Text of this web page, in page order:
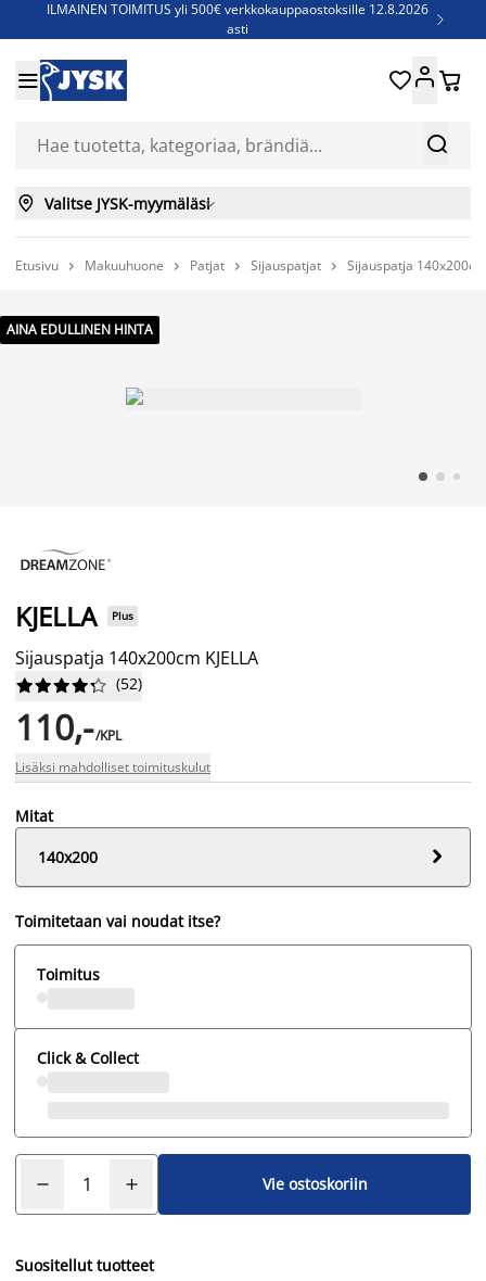
ILMAINEN TOIMITUS yli 500€ verkkokauppaostoksille 12.8.2026
asti

Jenkkisänkyjä - Säästä jopa 60%


 
 Valitse JYSK-myymäläsi
Etusivu  Makuuhuone  Patjat  Sijauspatjat  Sijauspatja 140x200cm
AINA EDULLINEN HINTA
KJELLA Plus
Sijauspatja 140x200cm KJELLA





 (52)
110,-/KPL
Lisäksi mahdolliset toimituskulut
Mitat
140x200

Toimitetaan vai noudat itse?
Toimitus
Click & Collect
Vie ostoskoriin
Suositellut tuotteet